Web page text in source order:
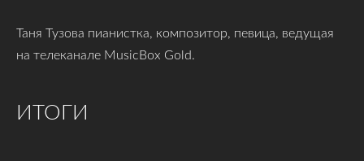
Таня Тузова пианистка, композитор, певица, ведущая
на телеканале MusicBox Gold.
ИТОГИ